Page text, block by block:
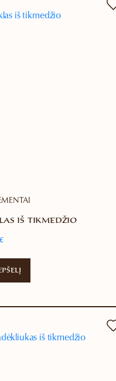
iš tikmedžio
€